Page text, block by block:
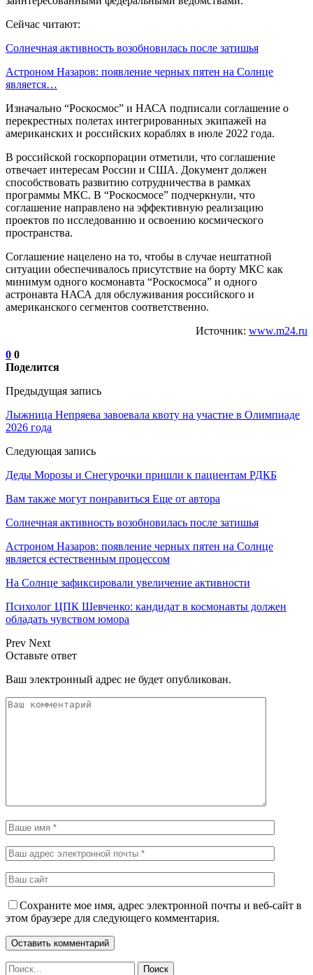
Сейчас читают:
Солнечная активность возобновилась после затишья
Астроном Назаров: появление черных пятен на Солнце
является…
Изначально “Роскосмос” и НАСА подписали соглашение о
перекрестных полетах интегрированных экипажей на
американских и российских кораблях в июле 2022 года.
В российской госкорпорации отметили, что соглашение
отвечает интересам России и США. Документ должен
способствовать развитию сотрудничества в рамках
программы МКС. В “Роскосмосе” подчеркнули, что
соглашение направлено на эффективную реализацию
проектов по исследованию и освоению космического
пространства.
Соглашение нацелено на то, чтобы в случае нештатной
ситуации обеспечивалось присутствие на борту МКС как
минимум одного космонавта “Роскосмоса” и одного
астронавта НАСА для обслуживания российского и
американского сегментов соответственно.
Источник: www.m24.ru
0 0
Поделится
Предыдущая запись
Лыжница Непряева завоевала квоту на участие в Олимпиаде
2026 года
Следующая запись
Деды Морозы и Снегурочки пришли к пациентам РДКБ
Вам также могут понравиться Еще от автора
Солнечная активность возобновилась после затишья
Астроном Назаров: появление черных пятен на Солнце
является естественным процессом
На Солнце зафиксировали увеличение активности
Психолог ЦПК Шевченко: кандидат в космонавты должен
обладать чувством юмора
Prev Next
Оставьте ответ
Ваш электронный адрес не будет опубликован.
Сохраните мое имя, адрес электронной почты и веб-сайт в
этом браузере для следующего комментария.